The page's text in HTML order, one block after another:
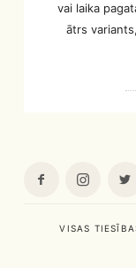
vai laika
ātrs
VISAS